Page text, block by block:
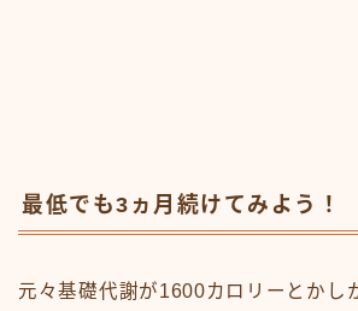
最低でも3ヵ月続けてみよう！
元々基礎代謝が1600カロリーとかし